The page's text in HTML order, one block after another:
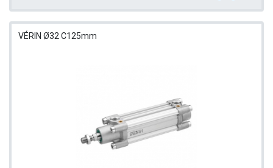
VÉRIN Ø32 C125mm